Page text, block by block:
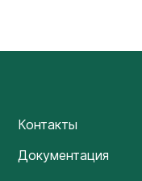
Контакты
Документация